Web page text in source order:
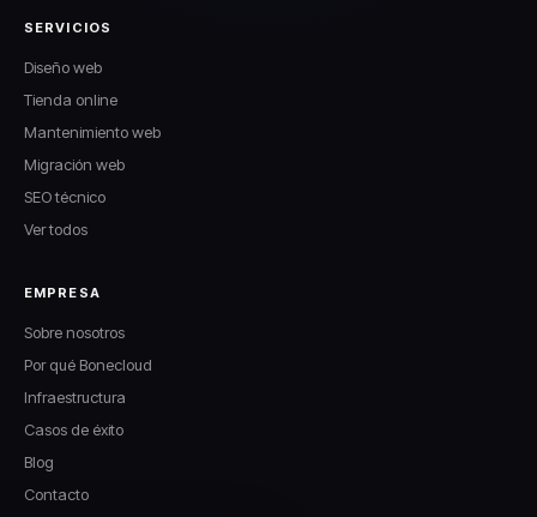
SERVICIOS
Diseño web
Tienda online
Mantenimiento web
Migración web
SEO técnico
Ver todos
EMPRESA
Sobre nosotros
Por qué Bonecloud
Infraestructura
Casos de éxito
Blog
Contacto